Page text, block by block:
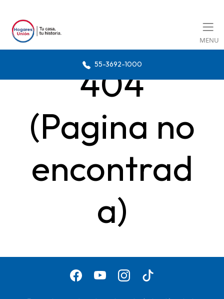
MENU
55-3692-1000
404
(Pagina no
encontrad
a)